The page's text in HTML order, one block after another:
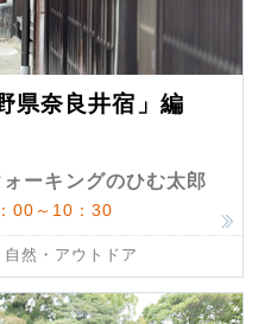
県奈良井宿」編
ーキングのひむ太郎
00～10：30
自然・アウトドア